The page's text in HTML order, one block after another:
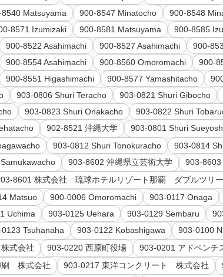
Matsuyama 900-8547 Minatocho 900-8548
8571 Izumizaki 900-8581 Matsuyama 900-8585
900-8522 Asahimachi 900-8527 Asahimachi 900-
900-8554 Asahimachi 900-8560 Omoromachi 900-
900-8551 Higashimachi 900-8577 Yamashitacho
903-0806 Shuri Teracho 903-0821 Shuri Gibocho
903-0823 Shuri Onakacho 903-0822 Shuri
902-8521 沖縄大学 903-0801 Shuri
903-0812 Shuri Tonokuracho
903-0814
903-8602 沖縄県立芸術大学
903-
8601 株式会社 琉球ホテルリゾート那覇 ダブルツリ
Matsuo 900-0006 Omoromachi 903-0117 Onaga
Uchima 903-0125 Uehara 903-0129 Sembaru
Tsuhanaha 903-0122 Kobashigawa 903-0100
式会社 903-0220 西原町役場
903-0201 アドベンチ
刷 株式会社 903-0217 東洋コンクリート 株式会社